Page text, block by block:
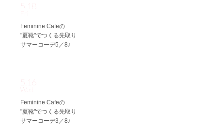
5.18
Fri
Feminine Cafeの
"夏靴"でつくる先取り
サマーコーデ5／8♪
5.16
Wed
Feminine Cafeの
"夏靴"でつくる先取り
サマーコーデ3／8♪